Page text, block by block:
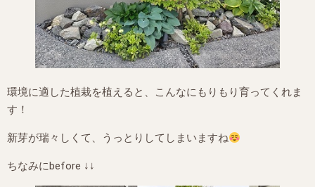
環境に適した植栽を植えると、こんなにもりもり育ってくれま
す！
新芽が瑞々しくて、うっとりしてしまいますね
ちなみにbefore ↓↓